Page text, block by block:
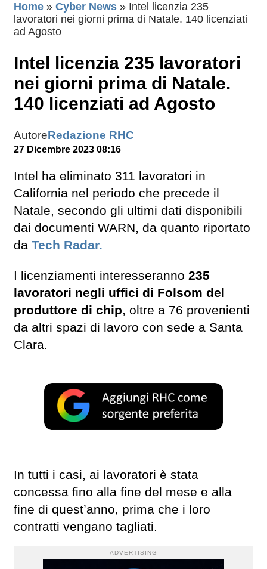
Home » Cyber News » Intel licenzia 235
lavoratori nei giorni prima di Natale. 140 licenziati
ad Agosto
Intel licenzia 235 lavoratori
nei giorni prima di Natale.
140 licenziati ad Agosto
AutoreRedazione RHC
27 Dicembre 2023 08:16
Intel ha eliminato 311 lavoratori in
California nel periodo che precede il
Natale, secondo gli ultimi dati disponibili
dai documenti WARN, da quanto riportato
da Tech Radar.
I licenziamenti interesseranno 235
lavoratori negli uffici di Folsom del
produttore di chip, oltre a 76 provenienti
da altri spazi di lavoro con sede a Santa
Clara.
In tutti i casi, ai lavoratori è stata
concessa fino alla fine del mese e alla
fine di quest’anno, prima che i loro
contratti vengano tagliati.
ADVERTISING